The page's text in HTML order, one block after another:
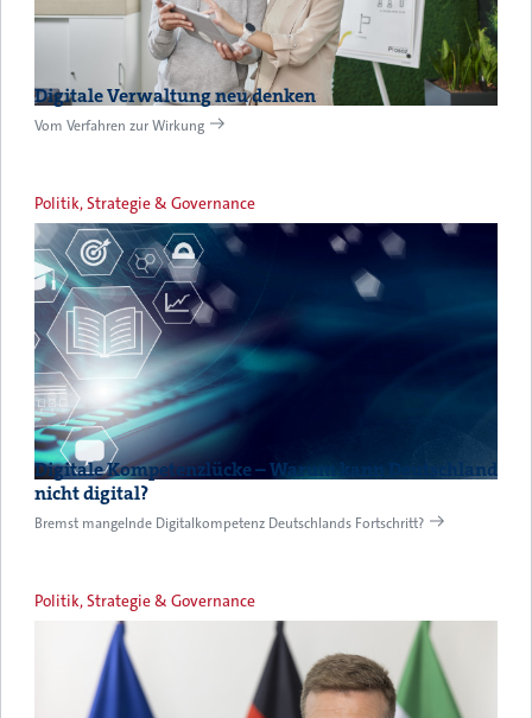
Digitale Verwaltung neu denken
Vom Verfahren zur Wirkung
Politik, Strategie & Governance
Digitale Kompetenzlücke – Warum kann Deutschland
nicht digital?
Bremst mangelnde Digitalkompetenz Deutschlands Fortschritt?
Politik, Strategie & Governance